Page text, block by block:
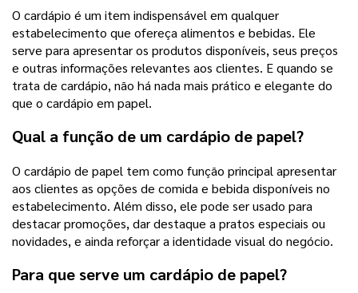
O cardápio é um item indispensável em qualquer
estabelecimento que ofereça alimentos e bebidas. Ele
serve para apresentar os produtos disponíveis, seus preços
e outras informações relevantes aos clientes. E quando se
trata de cardápio, não há nada mais prático e elegante do
que o cardápio em papel.
Qual a função de um cardápio de papel?
O cardápio de papel tem como função principal apresentar
aos clientes as opções de comida e bebida disponíveis no
estabelecimento. Além disso, ele pode ser usado para
destacar promoções, dar destaque a pratos especiais ou
novidades, e ainda reforçar a identidade visual do negócio.
Para que serve um cardápio de papel?